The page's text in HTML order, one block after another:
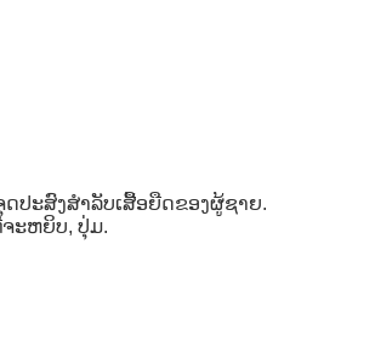
ປະສົງສໍາລັບເສື້ອຍືດຂອງຜູ້ຊາຍ.
ະຫຍິບ, ປຸ່ມ.